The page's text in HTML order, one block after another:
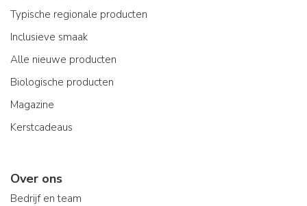
Typische regionale producten
Inclusieve smaak
Alle nieuwe producten
Biologische producten
Magazine
Kerstcadeaus
Over ons
Bedrijf en team